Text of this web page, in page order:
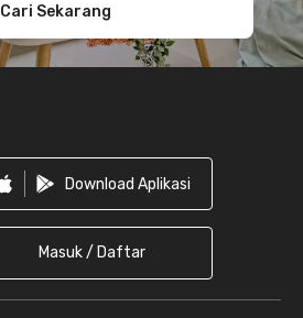
Cari Sekarang
Download Aplikasi
Masuk / Daftar